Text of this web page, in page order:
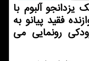
آلبوم با
فقید پیانو به
رونمایی می